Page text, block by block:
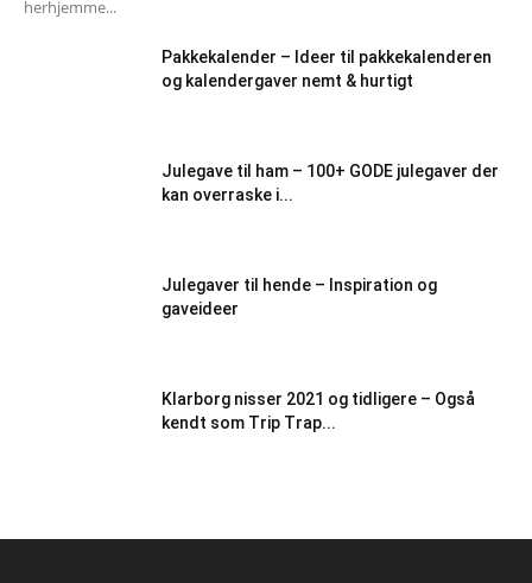
herhjemme...
Pakkekalender – Ideer til pakkekalenderen
og kalendergaver nemt & hurtigt
Julegave til ham – 100+ GODE julegaver der
kan overraske i...
Julegaver til hende – Inspiration og
gaveideer
Klarborg nisser 2021 og tidligere – Også
kendt som Trip Trap...